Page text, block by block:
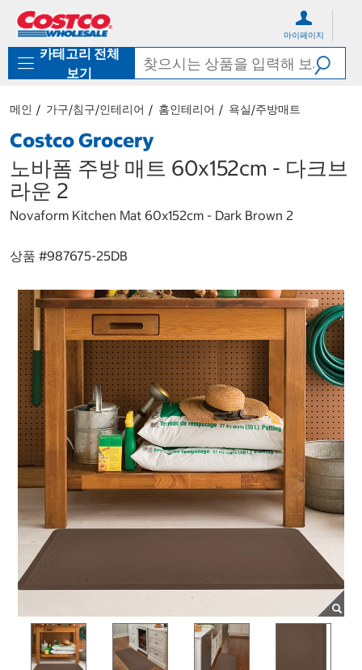
로
기
가
마이페이지
카테고리 전체
보기
메인 가구/침구/인테리어 홈인테리어 욕실/주방매트
Costco Grocery
노바폼 주방 매트 60x152cm - 다크브
라운 2
Novaform Kitchen Mat 60x152cm - Dark Brown 2
상품 #987675-25DB